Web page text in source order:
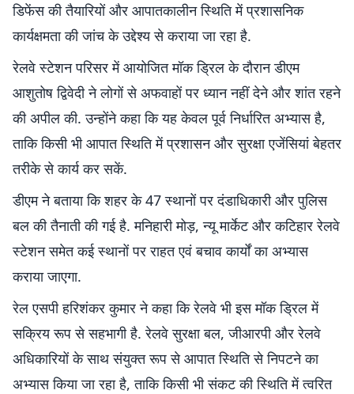
डिफेंस की तैयारियों और आपातकालीन स्थिति में प्रशासनिक
कार्यक्षमता की जांच के उद्देश्य से कराया जा रहा है.
रेलवे स्टेशन परिसर में आयोजित मॉक ड्रिल के दौरान डीएम
आशुतोष द्विवेदी ने लोगों से अफवाहों पर ध्यान नहीं देने और शांत रहने
की अपील की. उन्होंने कहा कि यह केवल पूर्व निर्धारित अभ्यास है,
ताकि किसी भी आपात स्थिति में प्रशासन और सुरक्षा एजेंसियां बेहतर
तरीके से कार्य कर सकें.
डीएम ने बताया कि शहर के 47 स्थानों पर दंडाधिकारी और पुलिस
बल की तैनाती की गई है. मनिहारी मोड़, न्यू मार्केट और कटिहार रेलवे
स्टेशन समेत कई स्थानों पर राहत एवं बचाव कार्यों का अभ्यास
कराया जाएगा.
रेल एसपी हरिशंकर कुमार ने कहा कि रेलवे भी इस मॉक ड्रिल में
सक्रिय रूप से सहभागी है. रेलवे सुरक्षा बल, जीआरपी और रेलवे
अधिकारियों के साथ संयुक्त रूप से आपात स्थिति से निपटने का
अभ्यास किया जा रहा है, ताकि किसी भी संकट की स्थिति में त्वरित